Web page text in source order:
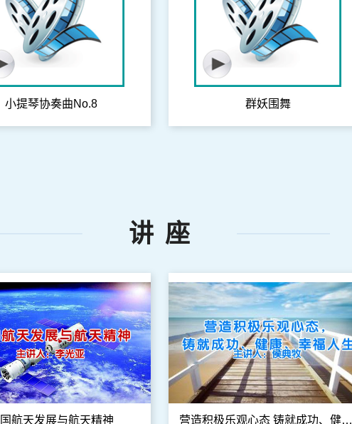
小提琴协奏曲No.8 群妖围舞
讲 座
航天发展与航天精神 营造积极乐观心态 铸就成功、健康、幸福人生